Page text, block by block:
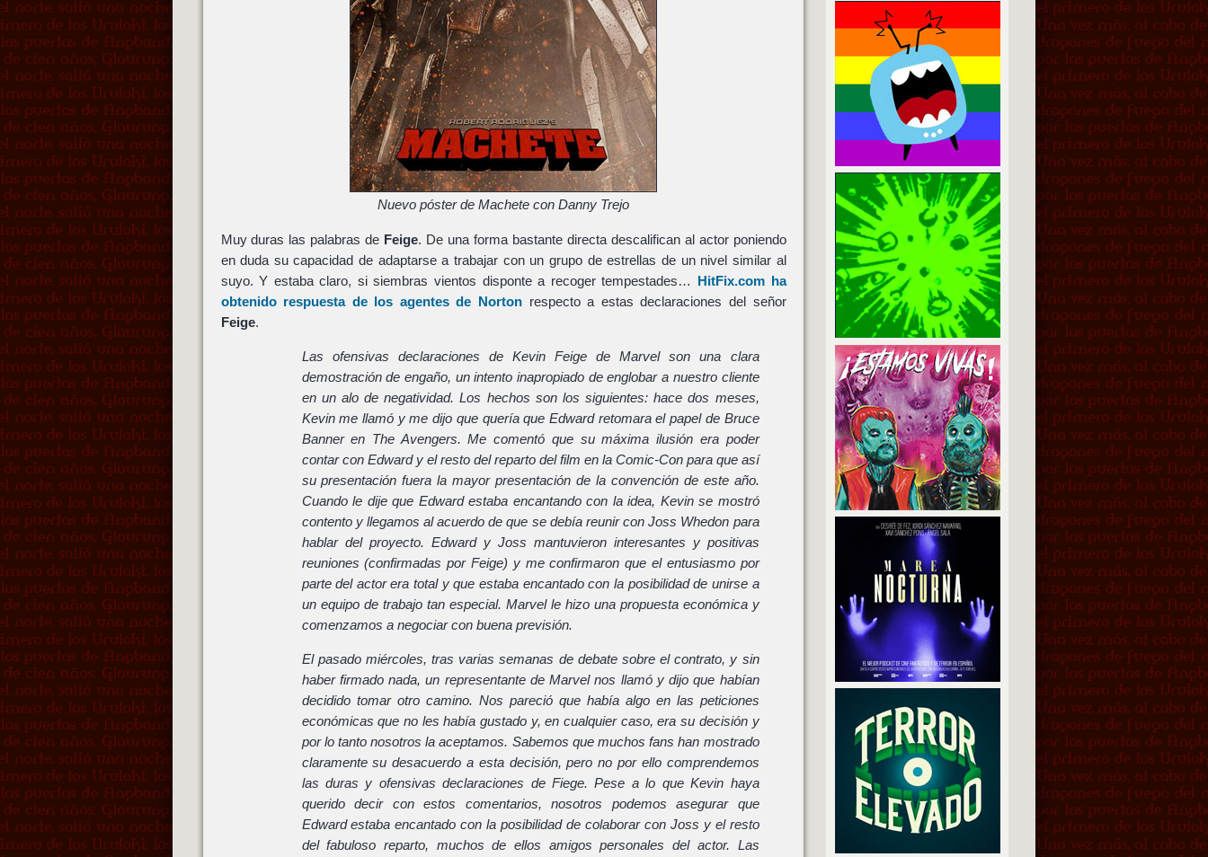
Nuevo póster de Machete con Danny Trejo
Muy duras las palabras de Feige. De una forma bastante directa descalifican al actor poniendo
en duda su capacidad de adaptarse a trabajar con un grupo de estrellas de un nivel similar al
suyo. Y estaba claro, si siembras vientos disponte a recoger tempestades… HitFix.com ha
obtenido respuesta de los agentes de Norton respecto a estas declaraciones del señor
Feige.
Las ofensivas declaraciones de Kevin Feige de Marvel son una clara
demostración de engaño, un intento inapropiado de englobar a nuestro cliente
en un alo de negatividad. Los hechos son los siguientes: hace dos meses,
Kevin me llamó y me dijo que quería que Edward retomara el papel de Bruce
Banner en The Avengers. Me comentó que su máxima ilusión era poder
contar con Edward y el resto del reparto del film en la Comic-Con para que así
su presentación fuera la mayor presentación de la convención de este año.
Cuando le dije que Edward estaba encantando con la idea, Kevin se mostró
contento y llegamos al acuerdo de que se debía reunir con Joss Whedon para
hablar del proyecto. Edward y Joss mantuvieron interesantes y positivas
reuniones (confirmadas por Feige) y me confirmaron que el entusiasmo por
parte del actor era total y que estaba encantado con la posibilidad de unirse a
un equipo de trabajo tan especial. Marvel le hizo una propuesta económica y
comenzamos a negociar con buena previsión.
El pasado miércoles, tras varias semanas de debate sobre el contrato, y sin
haber firmado nada, un representante de Marvel nos llamó y dijo que habían
decidido tomar otro camino. Nos pareció que había algo en las peticiones
económicas que no les había gustado y, en cualquier caso, era su decisión y
por lo tanto nosotros la aceptamos. Sabemos que muchos fans han mostrado
claramente su desacuerdo a esta decisión, pero no por ello comprendemos
las duras y ofensivas declaraciones de Fiege. Pese a lo que Kevin haya
querido decir con estos comentarios, nosotros podemos asegurar que
Edward estaba encantado con la posibilidad de colaborar con Joss y el resto
del fabuloso reparto, muchos de ellos amigos personales del actor. Las